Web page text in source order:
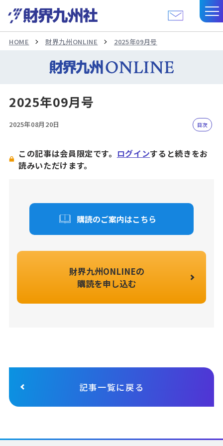
HOME 財界九州ONLINE 2025年09月号
2025年09月号
2025年08月20日 目次
この記事は会員限定です。 ログインすると続きをお
読みいただけます。
購読のご案内はこちら
財界九州ONLINEの
購読を申し込む
記事一覧に戻る